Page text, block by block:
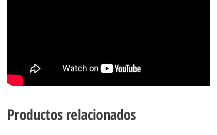
Productos relacionados